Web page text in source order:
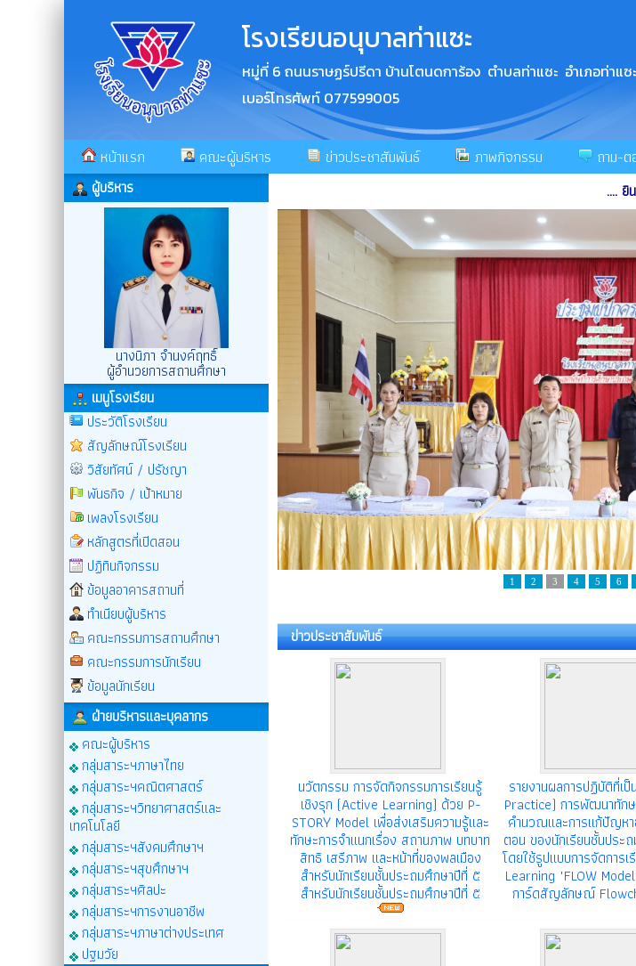
โรงเรียนอนุบาลท่าแซะ
หมู่ที่ 6 ถนนราษฏร์ปรีดา บ้านโตนดการ้อง ตำบลท่าแซะ อำเภอท่าแ
เบอร์โทรศัพท์ 077599005
หน้าแรก คณะผู้บริหาร ข่าวประชาสัมพันธ์ ภาพกิจกรรม ถาม-
ผู้บริหาร
นางนิภา จำนงค์ฤทธิ์
ผู้อำนวยการสถานศึกษา
เมนูโรงเรียน
ประวัติโรงเรียน
สัญลักษณ์โรงเรียน
วิสัยทัศน์ / ปรัชญา
พันธกิจ / เป้าหมาย
เพลงโรงเรียน
หลักสูตรที่เปิดสอน
ปฏิทินกิจกรรม
ข้อมูลอาคารสถานที่
ทำเนียบผู้บริหาร
คณะกรรมการสถานศึกษา
คณะกรรมการนักเรียน
ข้อมูลนักเรียน
ฝ่ายบริหารและบุคลากร
คณะผู้บริหาร
กลุ่มสาระฯภาษาไทย
กลุ่มสาระฯคณิตศาสตร์
กลุ่มสาระฯวิทยาศาสตร์และ
เทคโนโลยี
กลุ่มสาระฯสังคมศึกษาฯ
กลุ่มสาระฯสุขศึกษาฯ
กลุ่มสาระฯศิลปะ
กลุ่มสาระฯการงานอาชีพ
กลุ่มสาระฯภาษาต่างประเทศ
ปฐมวัย
.... ยินดี
1 2 3 4 5 6
ข่าวประชาสัมพันธ์
นวัตกรรม การจัดกิจกรรมการเรียนรู้
เชิงรุก (Active Learning) ด้วย P-
STORY Model เพื่อส่งเสริมความรู้และ
ทักษะการจำแนกเรื่อง สถานภาพ บทบาท
สิทธิ เสรีภาพ และหน้าที่ของพลเมือง
สำหรับนักเรียนชั้นประถมศึกษาปีที่ ๕
สำหรับนักเรียนชั้นประถมศึกษาปีที่ ๕
รายงานผลการปฏิบัติที่เ
Practice) การพัฒนาทักษ
คำนวณและการแก้ปัญหา
ตอน ของนักเรียนชั้นประ
โดยใช้รูปแบบการจัดการ
Learning "FLOW
การ์ดสัญลักษณ์